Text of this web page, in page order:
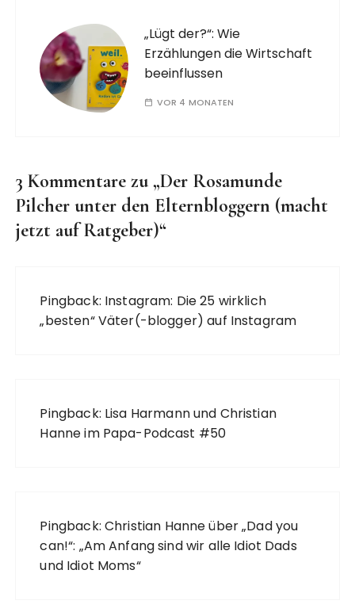
„Lügt der?“: Wie
Erzählungen die Wirtschaft
beeinflussen
VOR 4 MONATEN
3 Kommentare zu „Der Rosamunde
Pilcher unter den Elternbloggern (macht
jetzt auf Ratgeber)“
Pingback: Instagram: Die 25 wirklich
„besten“ Väter(-blogger) auf Instagram
Pingback: Lisa Harmann und Christian
Hanne im Papa-Podcast #50
Pingback: Christian Hanne über „Dad you
can!“: „Am Anfang sind wir alle Idiot Dads
und Idiot Moms“